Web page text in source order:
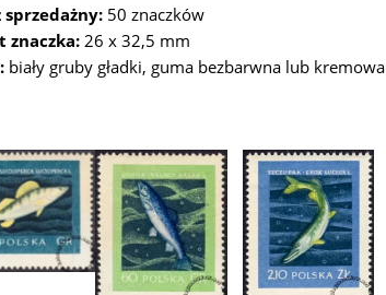
sprzedażny: 50 znaczków
znaczka: 26 x 32,5 mm
biały gruby gładki, guma bezbarwna lub kremowa